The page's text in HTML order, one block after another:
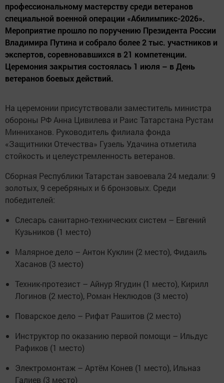
профессиональному мастерству среди ветеранов
специальной военной операции «Абилимпикс-2026».
Мероприятие прошло по поручению Президента России
Владимира Путина и собрало более 2 тыс. участников и
экспертов, соревновавшихся в 21 компетенции.
Церемония закрытия состоялась 1 июля – в День
ветеранов боевых действий.
На церемонии присутствовали заместитель министра
обороны РФ Анна Цивилева и Раис Татарстана Рустам
Минниханов. Руководитель филиала фонда
«Защитники Отечества» Гузель Удачина отметила
стойкость и целеустремленность ветеранов.
Сборная Республики Татарстан завоевала 24 медали: 9
золотых, 9 серебряных и 6 бронзовых. Среди
победителей:
Слесарь санитарно-технических систем – Евгений
Кузьников (1 место)
Малярное дело – Антон Куклин (2 место), Фидаиль
Хасанов (3 место)
Техник-протезист – Айнур Ягудин (1 место), Кирилл
Логинов (2 место), Роман Неклюдов (3 место)
Поварское дело – Рифат Рашитов (2 место)
Инструктор по оказанию первой помощи – Ильдус
Рафиков (1 место)
Электромонтаж – Артём Конев (1 место), Ильназ
Галиев (3 место)